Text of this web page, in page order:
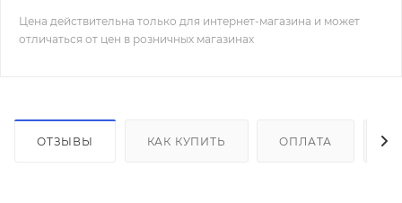
Цена действительна только для интернет-магазина и может
отличаться от цен в розничных магазинах
ОТЗЫВЫ КАК КУПИТЬ ОПЛАТА